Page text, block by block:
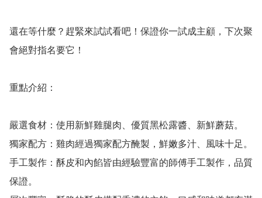
還在等什麼？趕緊來試試看吧！保證你一試成主顧，下次聚
會絕對指名要它！
重點介紹：
嚴選食材：使用新鮮雞腿肉、優質黑松露醬、新鮮蘑菇。
獨家配方：雞肉經過獨家配方醃製，鮮嫩多汁、風味十足。
手工製作：酥皮和內餡皆由經驗豐富的師傅手工製作，品質
保證。